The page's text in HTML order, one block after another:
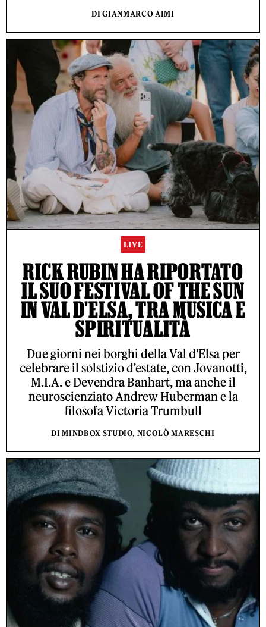
DI GIANMARCO AIMI
LIVE
RICK RUBIN HA RIPORTATO
IL SUO FESTIVAL OF THE SUN
IN VAL D'ELSA, TRA MUSICA E
SPIRITUALITÀ
Due giorni nei borghi della Val d'Elsa per
celebrare il solstizio d'estate, con Jovanotti,
M.I.A. e Devendra Banhart, ma anche il
neuroscienziato Andrew Huberman e la
filosofa Victoria Trumbull
DI MINDBOX STUDIO, NICOLÒ MARESCHI